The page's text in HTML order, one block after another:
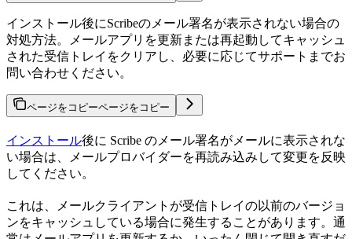
インストール後にScribeのメール署名が表示されない場合の
対処方法。メールアプリを更新または再起動してキャッシュ
された受信トレイをクリアし、必要に応じてサポートまでお
問い合わせください。
ページをコピーページをコピー
インストール後に Scribe のメール署名がメールに表示されな
い場合は、メールプロバイダーを再読み込みして変更を反映
してください。
これは、メールクライアントが受信トレイの以前のバージョ
ンをキャッシュしている場合に発生することがあります。通